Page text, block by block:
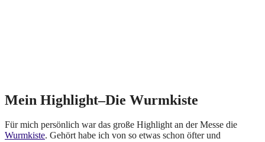
Mein Highlight–Die Wurmkiste
Für mich persönlich war das große Highlight an der Messe die
Wurmkiste. Gehört habe ich von so etwas schon öfter und